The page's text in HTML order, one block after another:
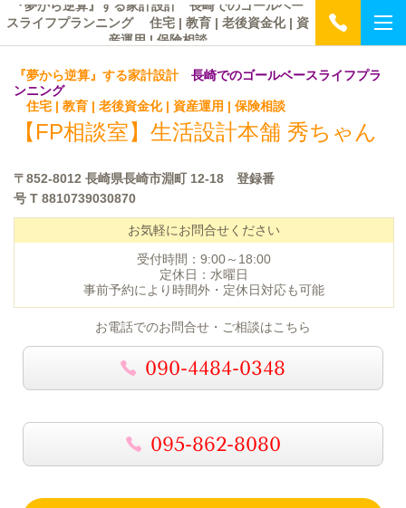
『夢から逆算』する家計設計 長崎でのゴールベー
スライフプランニング 住宅 | 教育 | 老後資金化 | 資
産運用 | 保険相談
『夢から逆算』する家計設計 長崎でのゴールベースライフプラ
ンニング
住宅 | 教育 | 老後資金化 | 資産運用 | 保険相談
【FP相談室】 生活設計本舗 秀ちゃん
〒852-8012 長崎県長崎市淵町 12-18 登録番
号 T 8810739030870
お気軽にお問合せください
受付時間：9:00～18:00
定休日：水曜日
事前予約により時間外・定休日対応も可能
お電話でのお問合せ・ご相談はこちら
090-4484-0348
095-862-8080